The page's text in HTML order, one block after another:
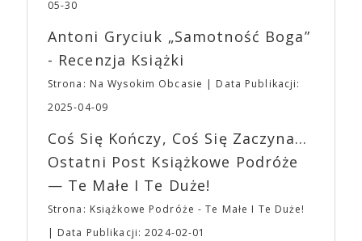
jednego z najbardziej interesujących współczesnych
(„Joker”, „Ona”) w swojej najbardziej zaskakującej
roli. Twórca kultowych „Dziedzictwo. Hereditary” i
„Midsommar. W biały dzień” zrealizował najbardziej
osobisty film, który pozwolił mu w pełni podzielić
się z widzami swoimi lękami, wizją świata, a przede
„Bo się boi” w kinach od 21 kwietnia.
Wystawców i Obsługi. Na terenie hali nie zabraknie
Waszych ulubionych Wystawców serwujących
napoje oraz drobne przekąski a przed halą
planujemy Strefę FoodTrucków. Życzymy Wam
fantastycznego czasu oczekiwania na nadchodzącą
EXPO XXI!
05-30
Antoni Gryciuk „Samotność Boga”
- Recenzja Książki
Strona: Na Wysokim Obcasie
Data Publikacji:
2025-04-09
Coś Się Kończy, Coś Się Zaczyna...
Ostatni Post Książkowe Podróże
— Te Małe I Te Duże!
Strona: Książkowe Podróże - Te Małe I Te Duże!
Data Publikacji: 2024-02-01